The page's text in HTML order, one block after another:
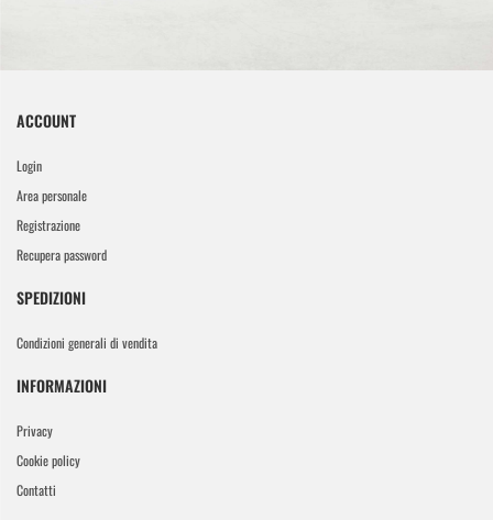
ACCOUNT
Login
Area personale
Registrazione
Recupera password
SPEDIZIONI
Condizioni generali di vendita
INFORMAZIONI
Privacy
Cookie policy
Contatti